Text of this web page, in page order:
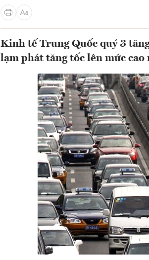
Kinh tế Trung Quốc quý 3
lạm phát tăng tốc lên mức